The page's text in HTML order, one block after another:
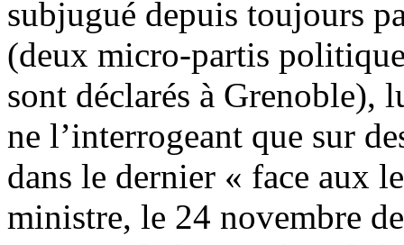
subjugué depuis toujours
(deux micro-partis
sont déclarés à Grenoble),
ne l’interrogeant que sur
dans le dernier « face aux
ministre, le 24 novembre